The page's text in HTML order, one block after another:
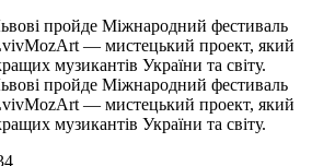
пройде Міжнародний фестиваль
— мистецький проект, який
музикантів України та світу.
пройде Міжнародний фестиваль
— мистецький проект, який
музикантів України та світу.